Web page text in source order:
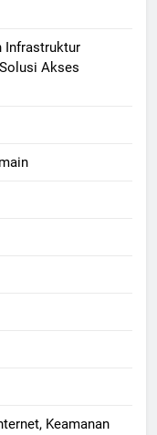
Infrastruktur
Akses
Keamanan